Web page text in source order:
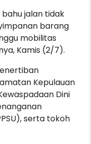
jalan tidak
barang
mobilitas
Kamis (2/7).
Kepulauan
Dini
serta tokoh